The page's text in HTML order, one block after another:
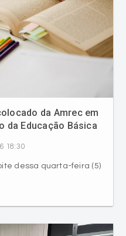
da Amrec em
da Educação Básica
18:30
dessa quarta-feira (5)